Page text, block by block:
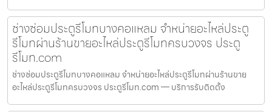
ช่างซ่อมประตูรีโมทบางคอแหลม จำหน่ายอะไหล่ประตู
รีโมทผ่านร้านขายอะไหล่ประตูรีโมทครบวงจร ประตู
รีโมท.com
ช่างซ่อมประตูรีโมทบางคอแหลม จำหน่ายอะไหล่ประตูรีโมทผ่านร้านขาย
อะไหล่ประตูรีโมทครบวงจร ประตูรีโมท.com — บริการรับติดตั้ง